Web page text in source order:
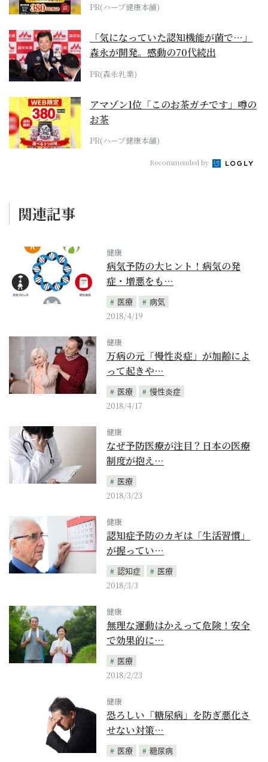
PR(ハーブ健康本舗)
「気になっていた認知機能が菌で…」
森永が開発。感動の70代続出
PR(森永乳業)
アマゾン1位「このお茶ガチです」噂の
お茶
PR(ハーブ健康本舗)
Recommended by
関連記事
健康
病気予防の大ヒント！病気の発
症・増悪をも…
医療
病気
2018/4/19
健康
万病の元「慢性炎症」が加齢によ
って起きや…
医療
慢性炎症
2018/4/17
健康
なぜ予防医療が注目？日本の医療
制度が抱え…
医療
2018/3/23
健康
認知症予防のカギは「生活習慣」
が握ってい…
認知症
医療
2018/3/3
健康
無理な運動はかえって危険！安全
で効果的に…
医療
2018/2/23
健康
恐ろしい「糖尿病」を防ぎ悪化さ
せない対策…
医療
糖尿病